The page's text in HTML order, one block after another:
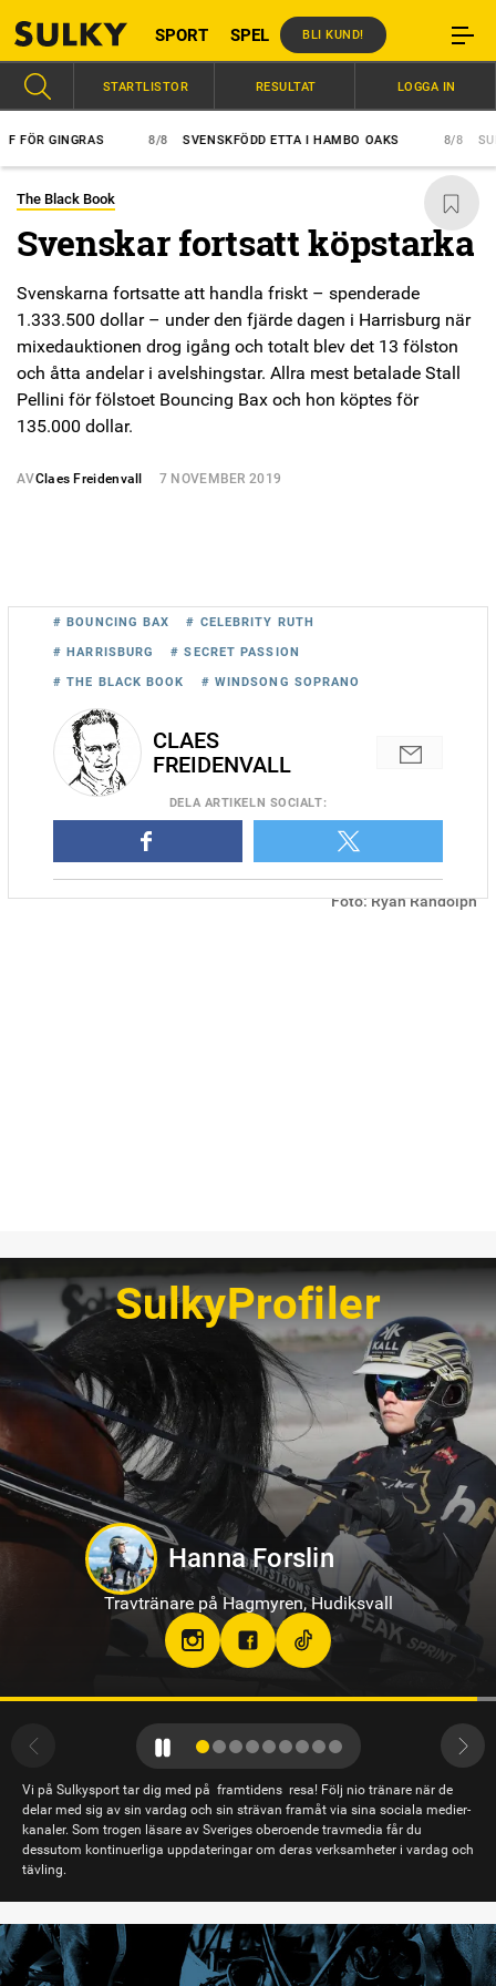
SPORT SPEL BLI KUND!
GINGRAS SVENSKFÖDD ETTA I HAMBO OAKS SUPER
STARTLISTOR RESULTAT LOGGA IN
The Black Book
Svenskar fortsatt köpstarka
Svenskarna fortsatte att handla friskt – spenderade
1.333.500 dollar – under den fjärde dagen i Harrisburg när
mixedauktionen drog igång och totalt blev det 13 fölston
och åtta andelar i avelshingstar. Allra mest betalade Stall
Pellini för fölstoet Bouncing Bax och hon köptes för
135.000 dollar.
AVClaes Freidenvall 7 NOVEMBER 2019
Agenten Björn Norén ropade in flera hästar i Harrisburg igår.
Foto: Ryan Randolph
# BOUNCING BAX # CELEBRITY RUTH
# HARRISBURG # SECRET PASSION
# THE BLACK BOOK # WINDSONG SOPRANO
CLAES
FREIDENVALL
DELA ARTIKELN SOCIALT:
SulkyProfiler
Tamara Skutnabb
Travtränare på Bergsåker
Vi på Sulkysport tar dig med på framtidens resa! Följ nio tränare när de
delar med sig av sin vardag och sin strävan framåt via sina sociala medier-
kanaler. Som trogen läsare av Sveriges oberoende travmedia får du
dessutom kontinuerliga uppdateringar om deras verksamheter i vardag och
tävling.